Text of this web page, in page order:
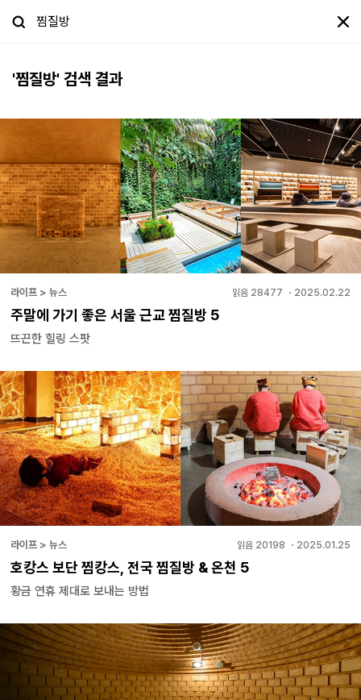
'찜질방' 검색 결과
라이프 > 뉴스 읽음 28477 ・ 2025.02.22
주말에 가기 좋은 서울 근교 찜질방 5
뜨끈한 힐링 스팟
라이프 > 뉴스 읽음 20198 ・ 2025.01.25
호캉스 보단 찜캉스, 전국 찜질방 & 온천 5
황금 연휴 제대로 보내는 방법